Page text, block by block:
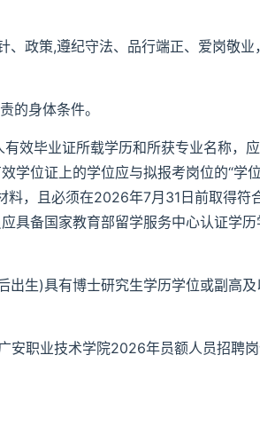
、政策,遵纪守法、品行端正、爱岗敬
的身体条件。
效毕业证所载学历和所获专业名称，
学位证上的学位应与拟报考岗位的“学
，且必须在2026年7月31日前取得符
具备国家教育部留学服务中心认证学
生)具有博士研究生学历学位或副高
安职业技术学院2026年员额人员招聘